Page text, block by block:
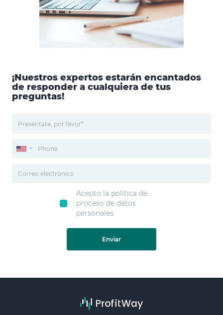
¡Nuestros expertos estarán encantados
de responder a cualquiera de tus
preguntas!
Acepto la política de
proceso de datos
personales
Enviar